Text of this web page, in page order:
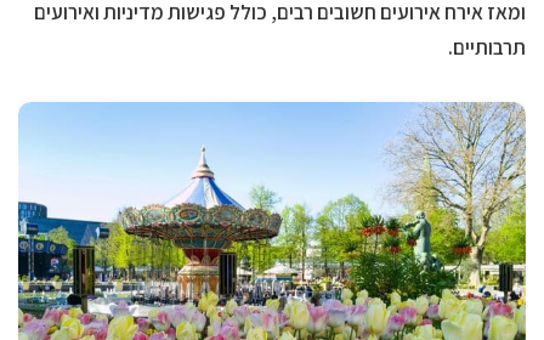
ומאז אירח אירועים חשובים רבים, כולל פגישות מדיניות ואירועים
תרבותיים.